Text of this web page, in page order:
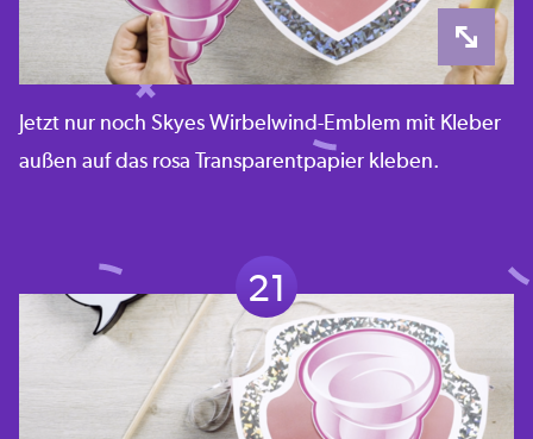
Jetzt nur noch Skyes Wirbelwind-Emblem mit Kleber
außen auf das rosa Transparentpapier kleben.
21